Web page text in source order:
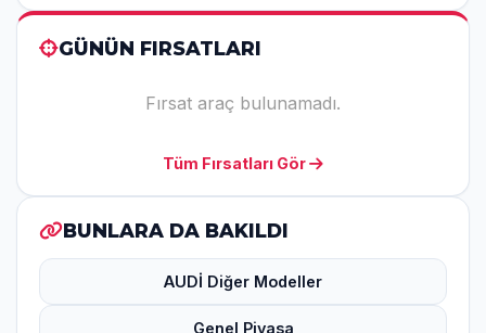
GÜNÜN FIRSATLARI
Fırsat araç bulunamadı.
Tüm Fırsatları Gör
BUNLARA DA BAKILDI
AUDİ Diğer Modeller
Genel Piyasa